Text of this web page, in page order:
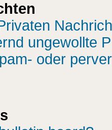
ungewollte
oder